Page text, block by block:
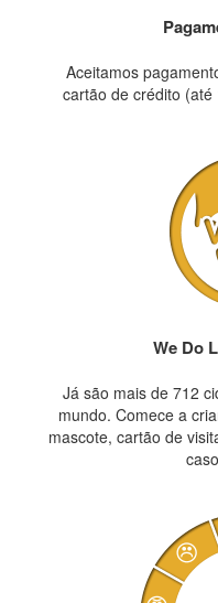
Aceitamos
cartão de crédito
We Do
Já são mais de 712
mundo. Comece a
mascote, cartão de